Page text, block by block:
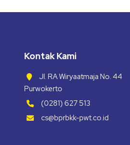
Kontak Kami
Jl. RA Wiryaatmaja No. 44
Purwokerto
(0281) 627 513
cs@bprbkk-pwt.co.id